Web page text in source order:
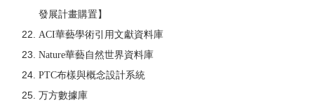
發展計畫購置】
ACI華藝學術引用文獻資料庫
Nature華藝自然世界資料庫
PTC布樣與概念設計系統
万方數據庫